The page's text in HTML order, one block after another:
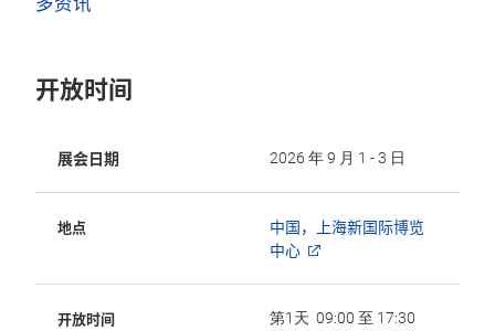
开放时间
展会日期 2026 年 9 月 1 - 3 日
地点
中国，上海新国际博览
中心
开放时间
第1天 09:00 至 17:30